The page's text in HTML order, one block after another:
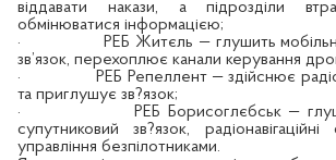
віддавати накази, а підрозділи
обмінюватися інформацією;
·
РЕБ Житєль — глушить
зв’язок, перехоплює канали керування
·
РЕБ Репеллент — здійснює
та приглушує зв?язок;
·
РЕБ Борисоглєбськ —
супутниковий зв?язок,
управління безпілотниками.